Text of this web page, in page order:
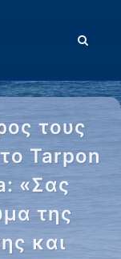
τους
Tarpon
«Σας
της
και